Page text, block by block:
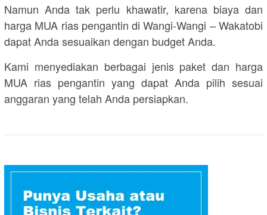
Namun Anda tak perlu khawatir, karena biaya dan
harga MUA rias pengantin di Wangi-Wangi – Wakatobi
dapat Anda sesuaikan dengan budget Anda.
Kami menyediakan berbagai jenis paket dan harga
MUA rias pengantin yang dapat Anda pilih sesuai
anggaran yang telah Anda persiapkan.